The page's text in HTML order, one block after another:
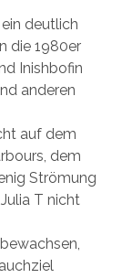
deutlich
die 1980er
Inishbofin
anderen
auf dem
dem
Strömung
T nicht